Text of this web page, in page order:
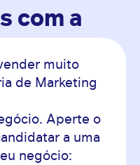
com a
muito
de Marketing
Aperte o
a uma
negócio: